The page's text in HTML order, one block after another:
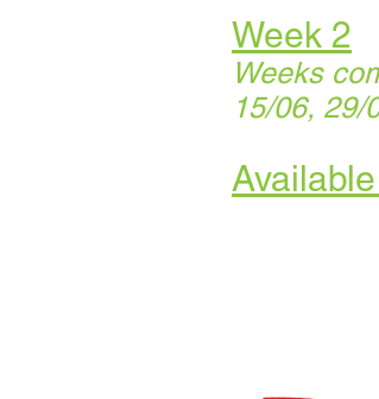
Week 2
Weeks
15/06, 29/